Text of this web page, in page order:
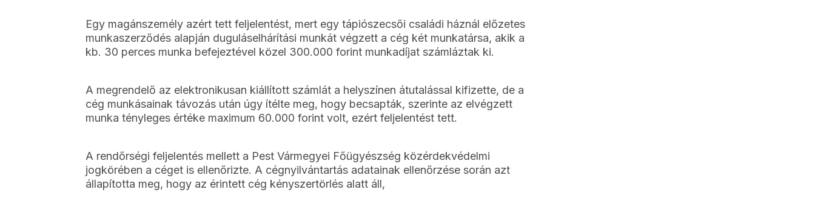
Egy magánszemély azért tett feljelentést, mert egy tápiószecsői családi háznál előzetes
munkaszerződés alapján duguláselhárítási munkát végzett a cég két munkatársa, akik a
kb. 30 perces munka befejeztével közel 300.000 forint munkadíjat számláztak ki.
A megrendelő az elektronikusan kiállított számlát a helyszínen átutalással kifizette, de a
cég munkásainak távozás után úgy ítélte meg, hogy becsapták, szerinte az elvégzett
munka tényleges értéke maximum 60.000 forint volt, ezért feljelentést tett.
A rendőrségi feljelentés mellett a Pest Vármegyei Főügyészség közérdekvédelmi
jogkörében a céget is ellenőrizte. A cégnyilvántartás adatainak ellenőrzése során azt
állapította meg, hogy az érintett cég kényszertörlés alatt áll,